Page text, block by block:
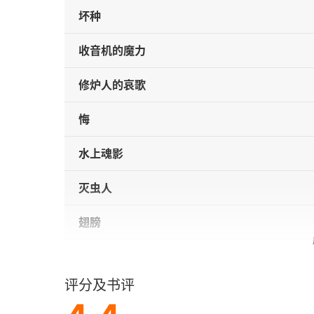
坏种
收音机的魔力
修炉人的哀歌
悔
水上魂影
灭虫人
翅膀
书评的故事
评分及书评